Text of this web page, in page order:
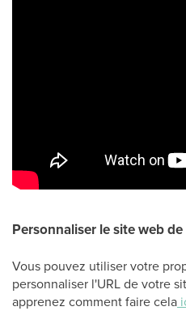
Personnaliser le site web
Vous pouvez utiliser votre
personnaliser l'URL de votre
apprenez comment faire cela